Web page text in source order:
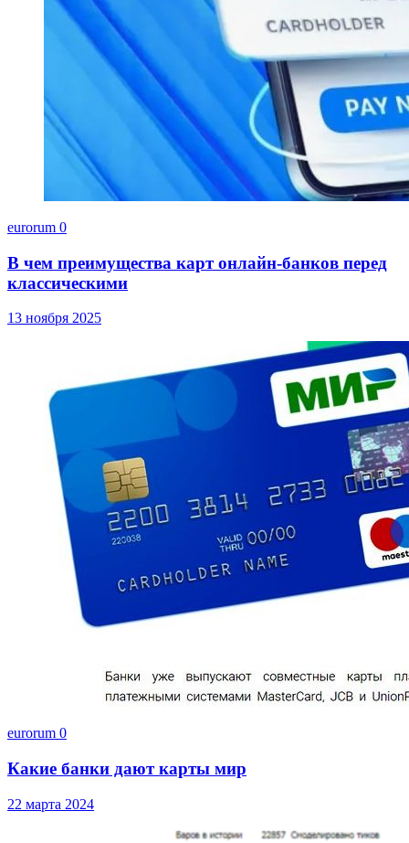
eurorum 0
В чем преимущества карт онлайн-банков перед
классическими
13 ноября 2025
eurorum 0
Какие банки дают карты мир
22 марта 2024